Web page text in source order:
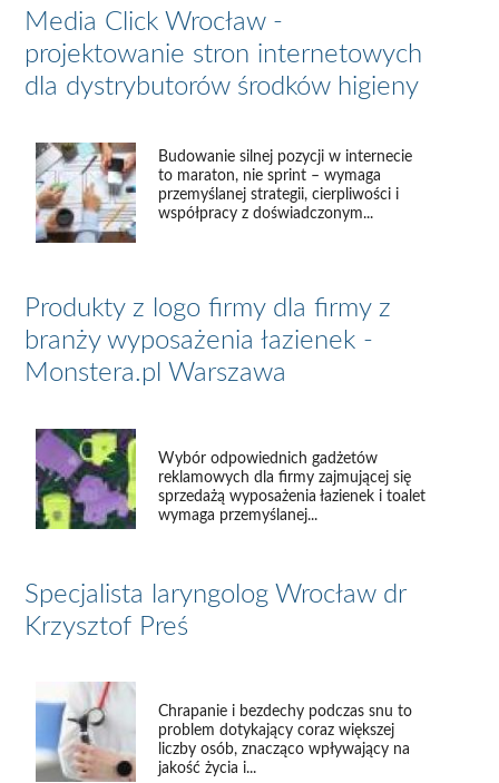
Media Click Wrocław -
projektowanie stron internetowych
dla dystrybutorów środków higieny
Budowanie silnej pozycji w internecie
to maraton, nie sprint – wymaga
przemyślanej strategii, cierpliwości i
współpracy z doświadczonym...
Produkty z logo firmy dla firmy z
branży wyposażenia łazienek -
Monstera.pl Warszawa
Wybór odpowiednich gadżetów
reklamowych dla firmy zajmującej się
sprzedażą wyposażenia łazienek i toalet
wymaga przemyślanej...
Specjalista laryngolog Wrocław dr
Krzysztof Preś
Chrapanie i bezdechy podczas snu to
problem dotykający coraz większej
liczby osób, znacząco wpływający na
jakość życia i...